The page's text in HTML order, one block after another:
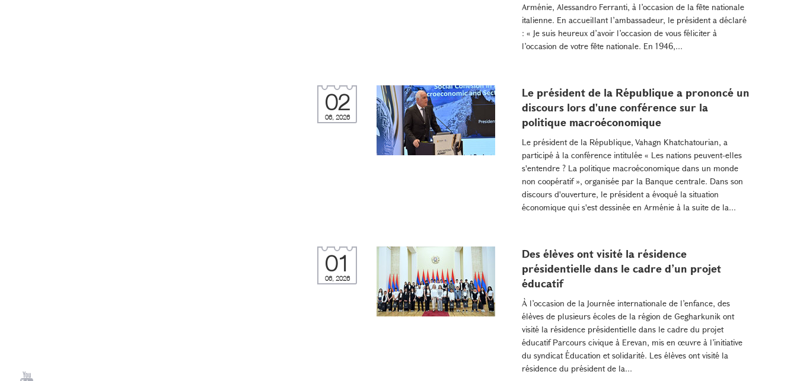
Arménie, Alessandro Ferranti, à l’occasion de la fête nationale
italienne. En accueillant l’ambassadeur, le président a déclaré
: « Je suis heureux d’avoir l’occasion de vous féliciter à
l’occasion de votre fête nationale. En 1946,...
02
06, 2026
Le président de la République a prononcé un
discours lors d'une conférence sur la
politique macroéconomique
Le président de la République, Vahagn Khatchatourian, a
participé à la conférence intitulée « Les nations peuvent-elles
s'entendre ? La politique macroéconomique dans un monde
non coopératif », organisée par la Banque centrale. Dans son
discours d'ouverture, le président a évoqué la situation
économique qui s'est dessinée en Arménie à la suite de la...
01
06, 2026
Des élèves ont visité la résidence
présidentielle dans le cadre d’un projet
éducatif
À l’occasion de la Journée internationale de l’enfance, des
élèves de plusieurs écoles de la région de Gegharkunik ont
visité la résidence présidentielle dans le cadre du projet
éducatif Parcours civique à Erevan, mis en œuvre à l’initiative
du syndicat Éducation et solidarité. Les élèves ont visité la
résidence du président de la...